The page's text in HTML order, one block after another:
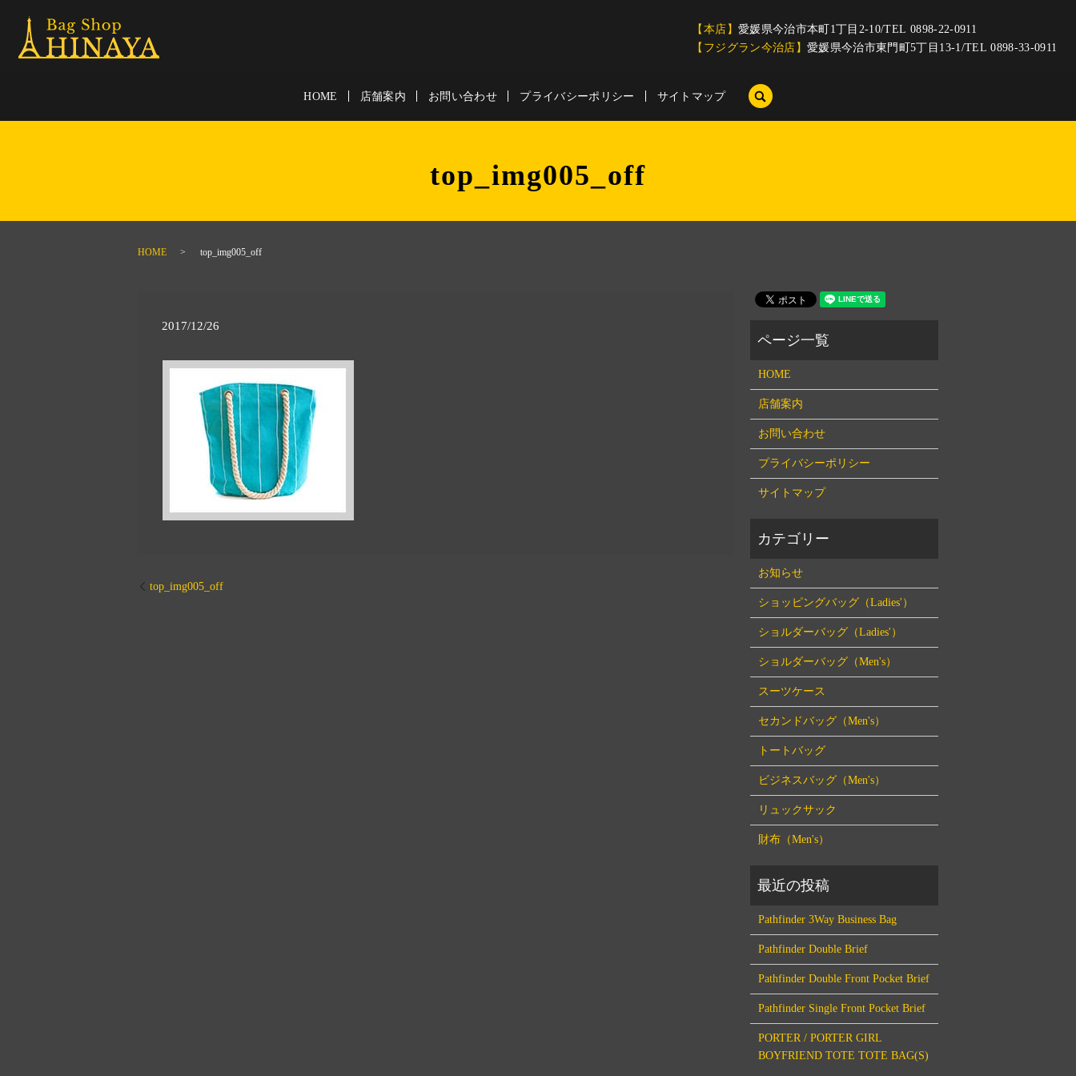
【本店】 愛媛県今治市本町1丁目2-10/TEL 0898-22-0911
【フジグラン今治店】 愛媛県今治市東門町5丁目13-1/TEL 0898-33-0911
HOME 店舗案内 お問い合わせ プライバシーポリシー サイトマップ search
top_img005_off
HOME top_img005_off
2017/12/26
top_img005_off
HOME
店舗案内
お問い合わせ
プライバシーポリシー
サイトマップ
お知らせ
ショッピングバッグ（Ladies'）
ショルダーバッグ（Ladies'）
ショルダーバッグ（Men's）
スーツケース
セカンドバッグ（Men's）
トートバッグ
ビジネスバッグ（Men's）
リュックサック
財布（Men's）
Pathfinder 3Way Business Bag
Pathfinder Double Brief
Pathfinder Double Front Pocket Brief
Pathfinder Single Front Pocket Brief
PORTER / PORTER GIRL
BOYFRIEND TOTE TOTE BAG(S)